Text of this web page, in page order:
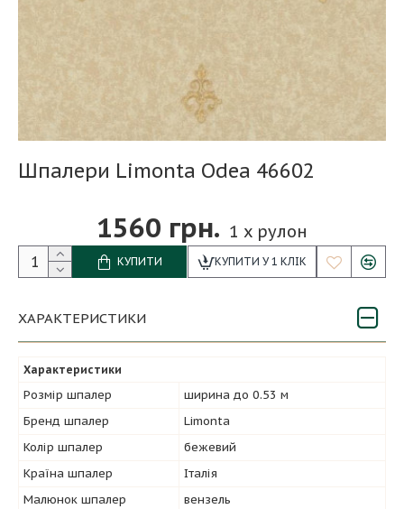
Шпалери Limonta Odea 46602
1560 грн. 1 x рулон
КУПИТИ КУПИТИ У 1 КЛІК
ХАРАКТЕРИСТИКИ
Характеристики
Розмір шпалер
ширина до 0.53 м
Бренд шпалер
Limonta
Колір шпалер
бежевий
Країна шпалер
Італія
Малюнок шпалер
вензель